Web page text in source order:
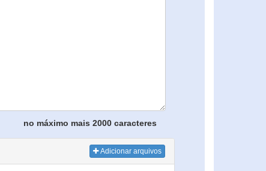
no máximo mais 2000 caracteres
Adicionar arquivos